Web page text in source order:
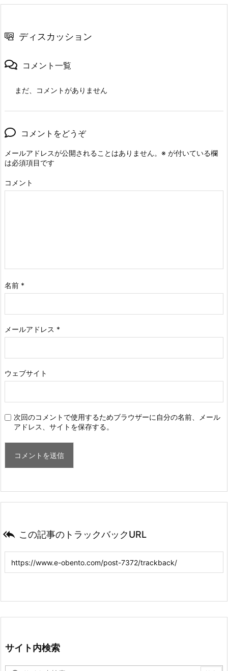
ディスカッション
コメント一覧
まだ、コメントがありません
コメントをどうぞ
メールアドレスが公開されることはありません。 ※ が付いている欄
は必須項目です
コメント
名前 *
メールアドレス *
ウェブサイト
次回のコメントで使用するためブラウザーに自分の名前、メール
アドレス、サイトを保存する。
 この記事のトラックバックURL
サイト内検索